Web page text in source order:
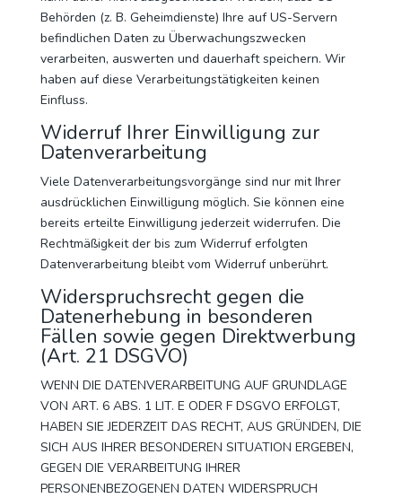
Behörden (z. B. Geheimdienste) Ihre auf US-Servern
befindlichen Daten zu Überwachungszwecken
verarbeiten, auswerten und dauerhaft speichern. Wir
haben auf diese Verarbeitungstätigkeiten keinen
Einfluss.
Widerruf Ihrer Einwilligung zur
Datenverarbeitung
Viele Datenverarbeitungsvorgänge sind nur mit Ihrer
ausdrücklichen Einwilligung möglich. Sie können eine
bereits erteilte Einwilligung jederzeit widerrufen. Die
Rechtmäßigkeit der bis zum Widerruf erfolgten
Datenverarbeitung bleibt vom Widerruf unberührt.
Widerspruchsrecht gegen die
Datenerhebung in besonderen
Fällen sowie gegen Direktwerbung
(Art. 21 DSGVO)
WENN DIE DATENVERARBEITUNG AUF GRUNDLAGE
VON ART. 6 ABS. 1 LIT. E ODER F DSGVO ERFOLGT,
HABEN SIE JEDERZEIT DAS RECHT, AUS GRÜNDEN, DIE
SICH AUS IHRER BESONDEREN SITUATION ERGEBEN,
GEGEN DIE VERARBEITUNG IHRER
PERSONENBEZOGENEN DATEN WIDERSPRUCH